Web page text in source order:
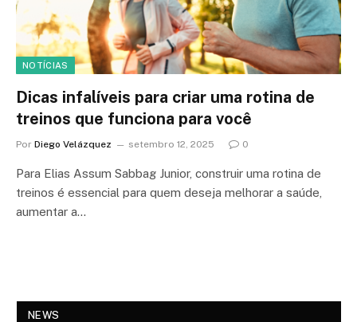
NOTÍCIAS
Dicas infalíveis para criar uma rotina de
treinos que funciona para você
Por Diego Velázquez setembro 12, 2025 0
Para Elias Assum Sabbag Junior, construir uma rotina de
treinos é essencial para quem deseja melhorar a saúde,
aumentar a…
NEWS